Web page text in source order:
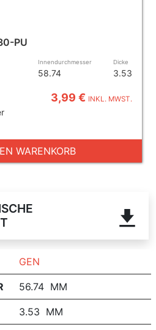
PU
Innendurchmesser
58.74
Dicke
3.53
3,99 € INKL. MWST.
WARENKORB
GEN
56.74 MM
3.53 MM